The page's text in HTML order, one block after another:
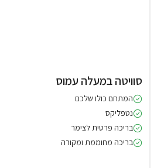
סוויטה במעלה עמוס
המתחם כולו שלכם
נטפליקס
בריכה פרטית לצימר
בריכה מחוממת ומקורה